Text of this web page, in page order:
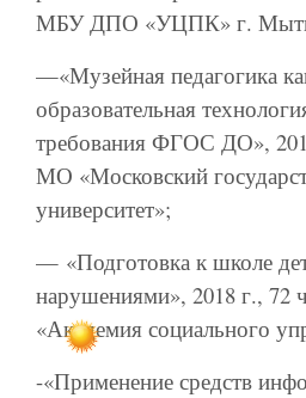
МБУ ДПО «УЦПК» г.
—«Музейная педагогика
образовательная
требования ФГОС ДО»,
МО «Московский
университет»;
— «Подготовка к школе
нарушениями», 2018 г.,
«Академия социального
-«Применение средств